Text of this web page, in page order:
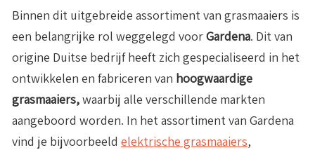
Binnen dit uitgebreide assortiment van grasmaaiers is
een belangrijke rol weggelegd voorGardena. Dit van
origine Duitse bedrijf heeft zich gespecialiseerd in het
ontwikkelen en fabriceren van hoogwaardige
grasmaaiers,waarbij alle verschillende markten
aangeboord worden. In het assortiment van Gardena
vind je bijvoorbeeld elektrische grasmaaiers,